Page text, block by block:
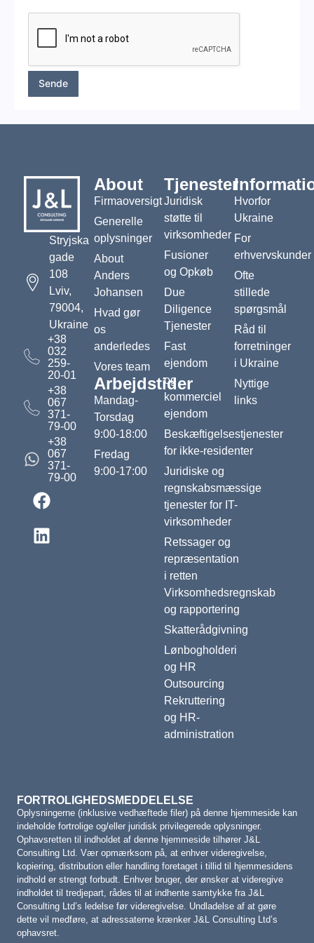
t
s
a
Sende
Stryjska
gade
108
Lviv,
79004,
Ukraine
+38
032
259-
20-01
+38
067
371-
79-00
+38
067
371-
79-00
About
Firmaoversigt
Generelle
oplysninger
About
Anders
Johansen
Hvad gør
os
anderledes
Vores team
Arbejdstider
Mandag-
Torsdag
9:00-18:00
Fredag ​​
9:00-17:00
Tjenester
Juridisk
støtte til
virksomheder
Fusioner
og Opkøb
Due
Diligence
Tjenester
Fast
ejendom
og
kommerciel
ejendom
Beskæftigelsestjenester
for ikke-residenter
Juridiske og
regnskabsmæssige
tjenester for IT-
virksomheder
Retssager og
repræsentation
i retten
Virksomhedsregnskab
og rapportering
Skatterådgivning
Lønbogholderi
og HR
Outsourcing
Rekruttering
og HR-
administration
Hvorfor
Ukraine
For
erhvervskunder
Ofte
stillede
spørgsmål
Råd til
forretninger
i Ukraine
Nyttige
links
FORTROLIGHEDSMEDDELELSE
Oplysningerne (inklusive vedhæftede filer) på denne hjemmeside kan
indeholde fortrolige og/eller juridisk privilegerede oplysninger.
Ophavsretten til indholdet af denne hjemmeside tilhører J&L
Consulting Ltd. Vær opmærksom på, at enhver videregivelse,
kopiering, distribution eller handling foretaget i tillid til hjemmesidens
indhold er strengt forbudt. Enhver bruger, der ønsker at videregive
indholdet til tredjepart, rådes til at indhente samtykke fra J&L
Consulting Ltd’s ledelse før videregivelse. Undladelse af at gøre
dette vil medføre, at adressaterne krænker J&L Consulting Ltd’s
ophavsret.